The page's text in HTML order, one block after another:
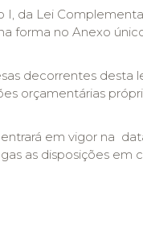
I, da Lei
forma no Anexo
decorrentes desta
orçamentárias
em vigor na
as disposições em